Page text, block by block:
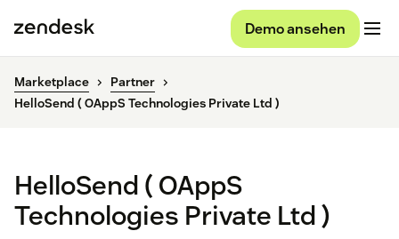
Demo ansehen
Marketplace
Partner
HelloSend ( OAppS Technologies Private Ltd )
HelloSend ( OAppS
Technologies Private Ltd )